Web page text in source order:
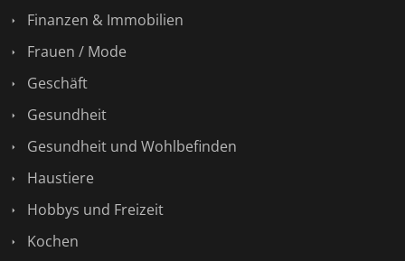
Finanzen & Immobilien
Frauen / Mode
Geschäft
Gesundheit
Gesundheit und Wohlbefinden
Haustiere
Hobbys und Freizeit
Kochen